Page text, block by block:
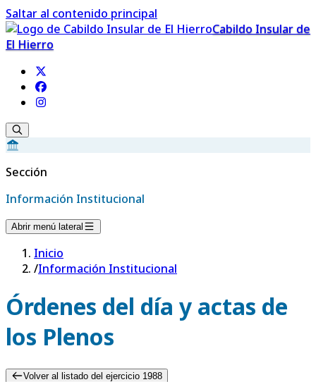
Saltar al contenido principal
Cabildo Insular de
El Hierro
Sección
Información Institucional
Abrir menú lateral
Inicio
/Información Institucional
Órdenes del día y actas de
los Plenos
Volver al listado del ejercicio 1988